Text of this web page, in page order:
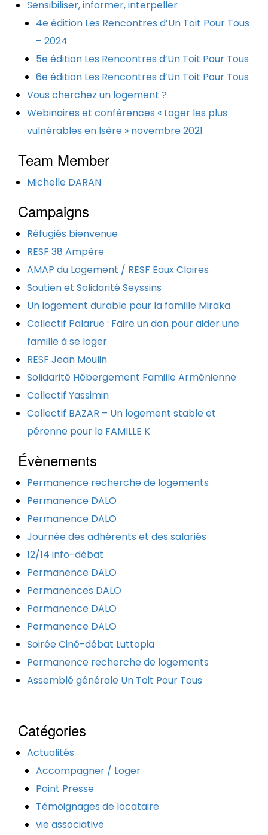
Sensibiliser, informer, interpeller
4e édition Les Rencontres d’Un Toit Pour Tous
– 2024
5e édition Les Rencontres d’Un Toit Pour Tous
6e édition Les Rencontres d’Un Toit Pour Tous
Vous cherchez un logement ?
Webinaires et conférences « Loger les plus
vulnérables en Isère » novembre 2021
Team Member
Michelle DARAN
Campaigns
Réfugiés bienvenue
RESF 38 Ampère
AMAP du Logement / RESF Eaux Claires
Soutien et Solidarité Seyssins
Un logement durable pour la famille Miraka
Collectif Palarue : Faire un don pour aider une
famille à se loger
RESF Jean Moulin
Solidarité Hébergement Famille Arménienne
Collectif Yassimin
Collectif BAZAR – Un logement stable et
pérenne pour la FAMILLE K
Évènements
Permanence recherche de logements
Permanence DALO
Permanence DALO
Journée des adhérents et des salariés
12/14 info-débat
Permanence DALO
Permanences DALO
Permanence DALO
Permanence DALO
Soirée Ciné-débat Luttopia
Permanence recherche de logements
Assemblé générale Un Toit Pour Tous
Catégories
Actualités
Accompagner / Loger
Point Presse
Témoignages de locataire
vie associative